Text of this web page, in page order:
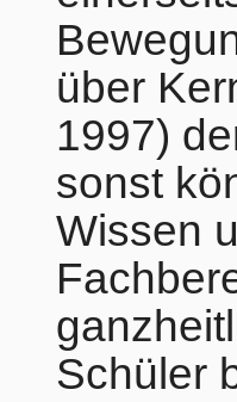
über
1997)
sonst
Wissen
Schüler